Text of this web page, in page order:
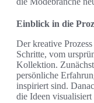
Einblick in die
Der kreative
Schritte, vom
Kollektion.
persönliche
inspiriert sind.
die Ideen